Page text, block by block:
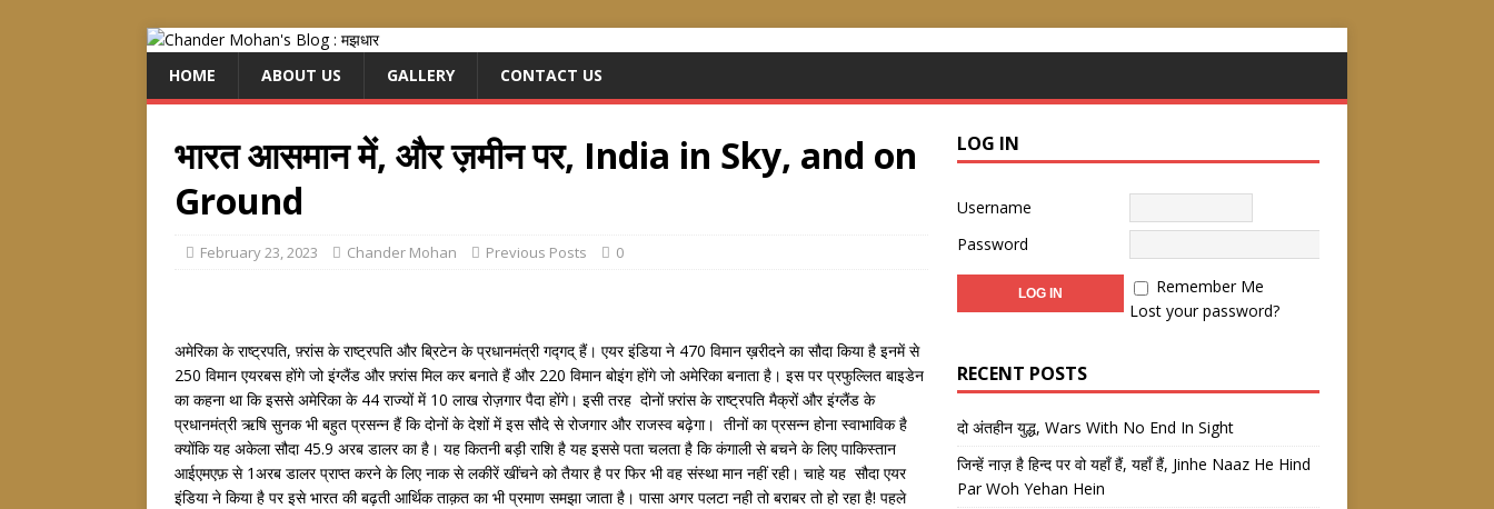
HOME ABOUT US GALLERY CONTACT US
भारत आसमान में, और ज़मीन पर, India in Sky, and on
Ground
February 23, 2023 Chander Mohan Previous Posts 0
अमेरिका के राष्ट्रपति, फ़्रांस के राष्ट्रपति और ब्रिटेन के प्रधानमंत्री गद्गद् हैं। एयर इंडिया ने 470 विमान ख़रीदने का सौदा किया है इनमें से
250 विमान एयरबस होंगे जो इंग्लैंड और फ़्रांस मिल कर बनाते हैं और 220 विमान बोइंग होंगे जो अमेरिका बनाता है। इस पर प्रफुल्लित बाइडेन
का कहना था कि इससे अमेरिका के 44 राज्यों में 10 लाख रोज़गार पैदा होंगे। इसी तरह दोनों फ़्रांस के राष्ट्रपति मैक्रों और इंग्लैंड के
प्रधानमंत्री ऋषि सुनक भी बहुत प्रसन्न हैं कि दोनों के देशों में इस सौदे से रोजगार और राजस्व बढ़ेगा। तीनों का प्रसन्न होना स्वाभाविक है
क्योंकि यह अकेला सौदा 45.9 अरब डालर का है। यह कितनी बड़ी राशि है यह इससे पता चलता है कि कंगाली से बचने के लिए पाकिस्तान
आईएमएफ़ से 1अरब डालर प्राप्त करने के लिए नाक से लकीरें खींचने को तैयार है पर फिर भी वह संस्था मान नहीं रही। चाहे यह सौदा एयर
इंडिया ने किया है पर इसे भारत की बढ़ती आर्थिक ताक़त का भी प्रमाण समझा जाता है। पासा अगर पलटा नही तो बराबर तो हो रहा है! पहले
LOG IN
Username
Password
Remember Me
Lost your password?
RECENT POSTS
दो अंतहीन युद्ध, Wars With No End In Sight
जिन्हें नाज़ है हिन्द पर वो यहाँ हैं, यहाँ हैं, Jinhe Naaz He Hind
Par Woh Yehan Hein